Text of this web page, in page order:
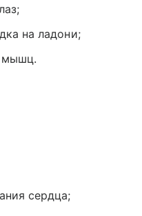
на ладони;
мышц.
сердца;